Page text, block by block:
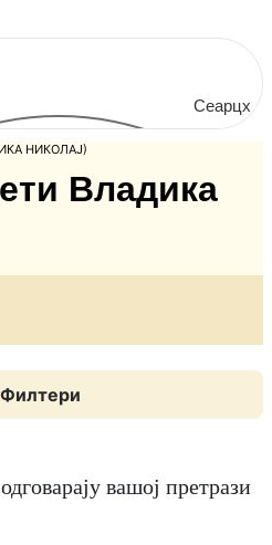
Сеарцх
НИКОЛАЈ)
Владика
Филтери
вашој претрази